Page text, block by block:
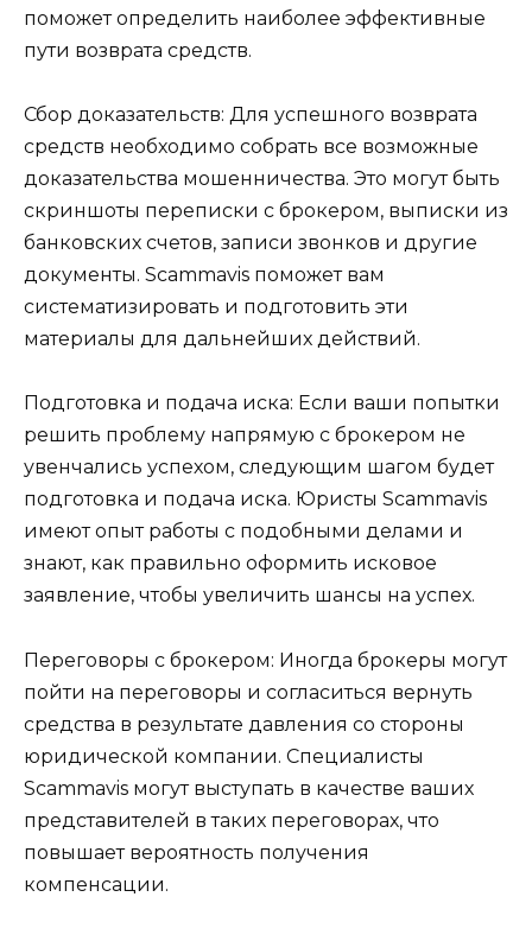
поможет определить наиболее эффективные
пути возврата средств.
Сбор доказательств: Для успешного возврата
средств необходимо собрать все возможные
доказательства мошенничества. Это могут быть
скриншоты переписки с брокером, выписки из
банковских счетов, записи звонков и другие
документы. Scammavis поможет вам
систематизировать и подготовить эти
материалы для дальнейших действий.
Подготовка и подача иска: Если ваши попытки
решить проблему напрямую с брокером не
увенчались успехом, следующим шагом будет
подготовка и подача иска. Юристы Scammavis
имеют опыт работы с подобными делами и
знают, как правильно оформить исковое
заявление, чтобы увеличить шансы на успех.
Переговоры с брокером: Иногда брокеры могут
пойти на переговоры и согласиться вернуть
средства в результате давления со стороны
юридической компании. Специалисты
Scammavis могут выступать в качестве ваших
представителей в таких переговорах, что
повышает вероятность получения
компенсации.